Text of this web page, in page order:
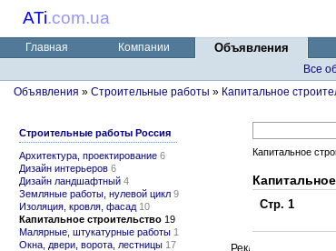
ATi.com.ua
Главная Компании Объявления
Все
Объявления » Строительные работы » Капитальное
Строительные работы Россия
Архитектура, проектирование 6
Дизайн интерьеров 6
Дизайн ландшафтный 4
Земляные работы, нулевой цикл 9
Изоляция, кровля, фасад 10
Капитальное строительство 19
Малярные, штукатурные работы 1
Окна, двери, ворота, лестницы 17
Капитальное
Стр. 1